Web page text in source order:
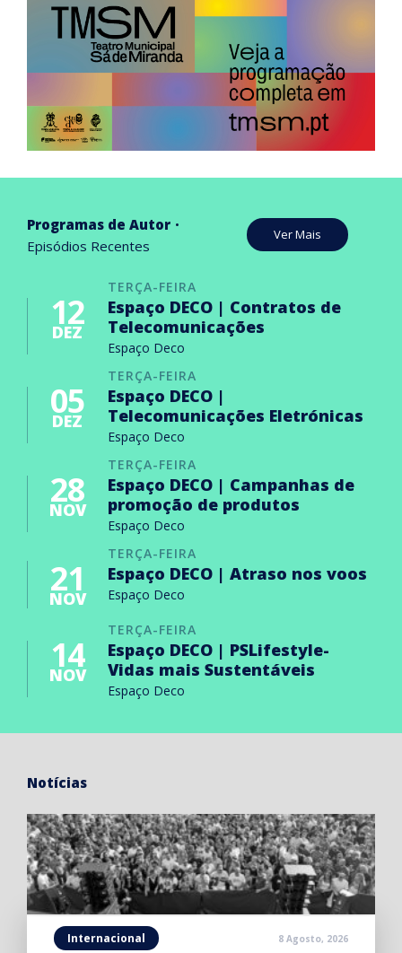
Programas de Autor
Episódios Recentes
Ver Mais
TERÇA-FEIRA
12
DEZ
Espaço DECO | Contratos de
Telecomunicações
Espaço Deco
TERÇA-FEIRA
05
DEZ
Espaço DECO |
Telecomunicações Eletrónicas
Espaço Deco
TERÇA-FEIRA
28
NOV
Espaço DECO | Campanhas de
promoção de produtos
Espaço Deco
TERÇA-FEIRA
21
NOV
Espaço DECO | Atraso nos voos
Espaço Deco
TERÇA-FEIRA
14
NOV
Espaço DECO | PSLifestyle-
Vidas mais Sustentáveis
Espaço Deco
Notícias
Internacional 8 Agosto, 2026